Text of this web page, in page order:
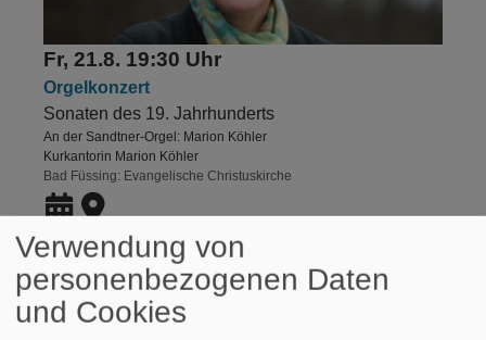
Fr, 21.8. 19:30 Uhr
Orgelkonzert
Sonaten des 19. Jahrhunderts
An der Sandtner-Orgel: Marion Köhler
Kurkantorin Marion Köhler
Bad Füssing Evangelische Christuskirche
Verwendung von
personenbezogenen Daten
und Cookies